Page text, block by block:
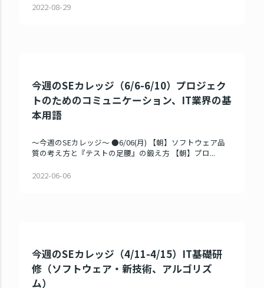
2022-08-29
今週のSEカレッジ（6/6-6/10）プロジェク
トのためのコミュニケーション、IT業界の基
本用語
～今週のSEカレッジ～ ●6/06(月) 【朝】ソフトウェア品
質の考え方と『テストの足腰』の鍛え方 【朝】プロ...
2022-06-06
今週のSEカレッジ（4/11-4/15）IT基礎研
修（ソフトウェア・新技術、アルゴリズ
ム）